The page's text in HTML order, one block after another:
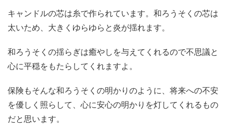
キャンドルの芯は糸で作られています。和ろうそくの芯は
太いため、大きくゆらゆらと炎が揺れます。
和ろうそくの揺らぎは癒やしを与えてくれるので不思議と
心に平穏をもたらしてくれますよ。
保険もそんな和ろうそくの明かりのように、将来への不安
を優しく照らして、心に安心の明かりを灯してくれるもの
だと思います。